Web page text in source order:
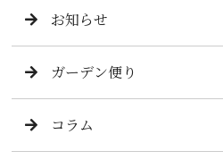
お知らせ
ガーデン便り
コラム